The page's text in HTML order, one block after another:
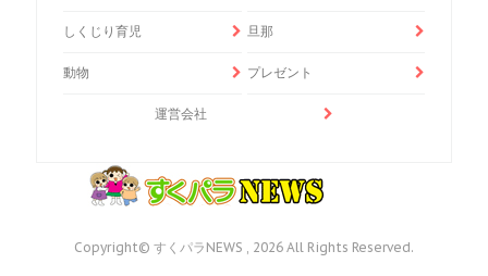
しくじり育児 旦那
動物 プレゼント
運営会社
Copyright© すくパラNEWS , 2026 All Rights Reserved.